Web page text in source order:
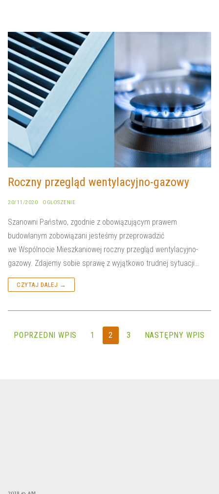
Roczny przegląd wentylacyjno-gazowy
20/11/2020 OGŁOSZENIE
Szanowni Państwo, zgodnie z obowiązującym prawem
budowlanym zobowiązani jesteśmy przeprowadzić
we Wspólnocie Mieszkaniowej roczny przegląd wentylacyjno-
gazowy. Zdajemy sobie sprawę z wyjątkowo trudnej sytuacji…
CZYTAJ DALEJ →
Stronicowanie
POPRZEDNI WPIS 1 2 3 NASTĘPNY WPIS